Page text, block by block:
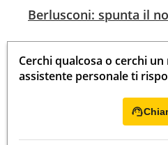
Berlusconi: spunta il
Cerchi qualcosa o cerchi
assistente personale ti